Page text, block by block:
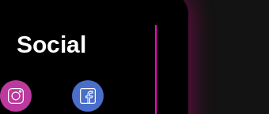
Social